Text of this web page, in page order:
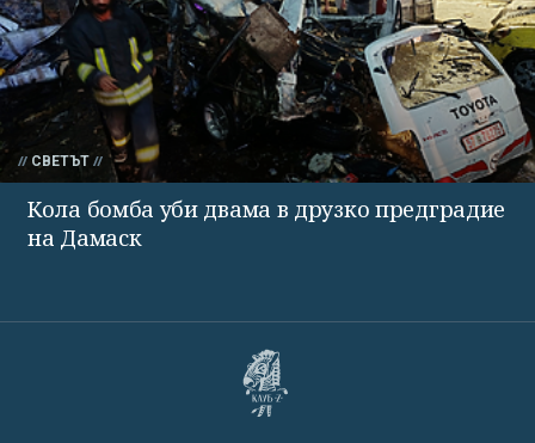
СВЕТЪТ
Кола бомба уби двама в друзко предградие
на Дамаск